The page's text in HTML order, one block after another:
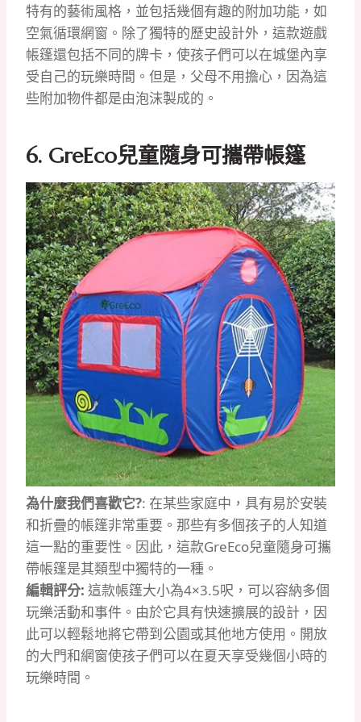
特有的藝術風格，並包括幾個有趣的附加功能，如
空氣循環網窗。除了獨特的歷史設計外，這款遊戲
帳篷還包括不同的牌卡，使孩子們可以在城堡內享
受自己的玩樂時間。但是，父母不用擔心，因為這
些附加物件都是由泡沫製成的。
6. GreEco兒童隨身可攜帶帳篷
為什麼我們喜歡它?: 在某些家庭中，具有易於安裝
和折疊的帳篷非常重要。那些有多個孩子的人知道
這一點的重要性。因此，這款GreEco兒童隨身可攜
帶帳篷是其類型中獨特的一種。
編輯評分: 這款帳篷大小為4×3.5呎，可以容納多個
玩樂活動和事件。由於它具有快速擴展的設計，因
此可以輕鬆地將它帶到公園或其他地方使用。開放
的大門和網窗使孩子們可以在夏天享受幾個小時的
玩樂時間。